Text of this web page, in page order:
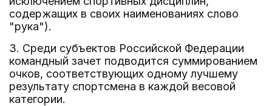
содержащих в своих наименованиях слово
"рука").
3. Среди субъектов Российской Федерации
командный зачет подводится суммированием
очков, соответствующих одному лучшему
результату спортсмена в каждой весовой
категории.